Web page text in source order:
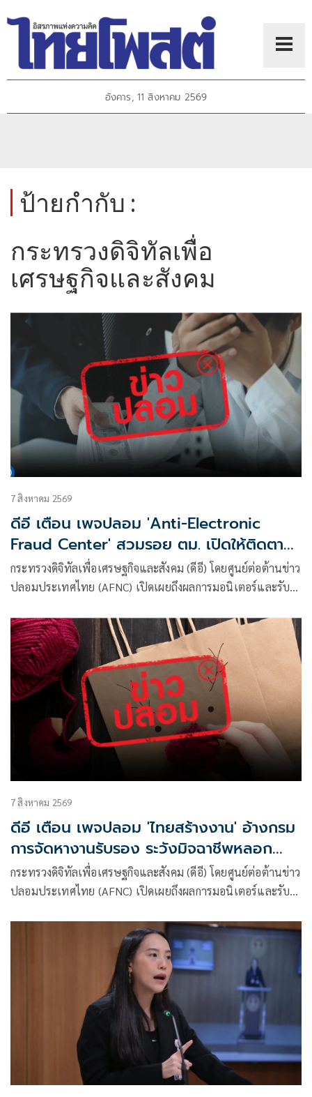
อังคาร, 11 สิงหาคม 2569
ป้ายกำกับ :
กระทรวงดิจิทัลเพื่อ
เศรษฐกิจและสังคม
7 สิงหาคม 2569
ดีอี เตือน เพจปลอม 'Anti-Electronic
Fraud Center' สวมรอย ตม. เปิดให้ติดตาม
รับเงินคืนจาก 'สแกมเมอร์' ระวังสูญเงิน-
ข้อมูลส่วนบุคคล
กระทรวงดิจิทัลเพื่อเศรษฐกิจและสังคม (ดีอี) โดยศูนย์ต่อต้านข่าว
ปลอมประเทศไทย (AFNC) เปิดเผยถึงผลการมอนิเตอร์และรับ
ปัญหาภัยความมั่นคงและภัยทางสังคมของนายไชยชนก ชิดชอบ
รัฐมนตรีว่าการกระทรวงดิจิทัลเพื่อเศรษฐกิจและสังคม (ดีอี) โดย
ยกระดับความสำคัญเรื่องการสร้างความตระหนักรู้เท่าทันภัย
อาชญากรรมทางเทคโนโลยี ข่าวปลอม และข้อมูลบิดเบือน
7 สิงหาคม 2569
ดีอี เตือน เพจปลอม 'ไทยสร้างงาน' อ้างกรม
การจัดหางานรับรอง ระวังมิจฉาชีพหลอก
สูญเงิน-ข้อมูลส่วนบุคคล
กระทรวงดิจิทัลเพื่อเศรษฐกิจและสังคม (ดีอี) โดยศูนย์ต่อต้านข่าว
ปลอมประเทศไทย (AFNC) เปิดเผยถึงผลการมอนิเตอร์และรับ
ปัญหาภัยความมั่นคงและภัยทางสังคมของนายไชยชนก ชิดชอบ
รัฐมนตรีว่าการกระทรวงดิจิทัลเพื่อเศรษฐกิจและสังคม (ดีอี) โดย
ยกระดับความสำคัญเรื่องการสร้างความตระหนักรู้เท่าทันภัย
อาชญากรรมทางเทคโนโลยี ข่าวปลอม และข้อมูลบิดเบือน